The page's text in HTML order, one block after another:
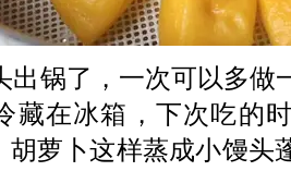
出锅了，一次可以多做
藏在冰箱，下次吃的
胡萝卜这样蒸成小馒头